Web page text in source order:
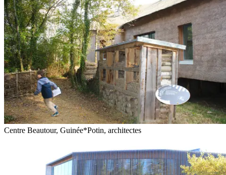
Centre Beautour, Guinée*Potin, architectes